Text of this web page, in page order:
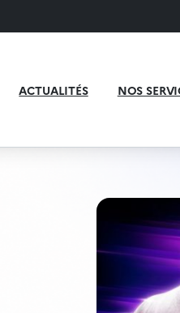
ACTUALITÉS NOS